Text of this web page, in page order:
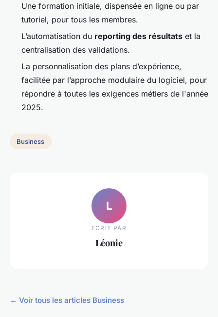
Une formation initiale, dispensée en ligne ou par
tutoriel, pour tous les membres.
L’automatisation du reporting des résultats et la
centralisation des validations.
La personnalisation des plans d’expérience,
facilitée par l’approche modulaire du logiciel, pour
répondre à toutes les exigences métiers de l'année
2025.
Business
L
ECRIT PAR
Léonie
← Voir tous les articles Business